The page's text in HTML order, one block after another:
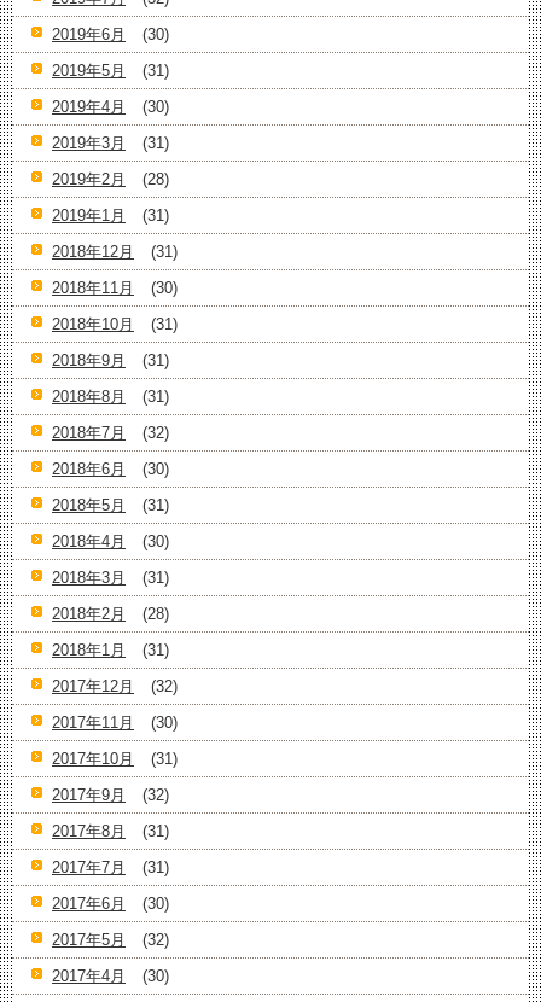
2019年6月
(30)
2019年5月
(31)
2019年4月
(30)
2019年3月
(31)
2019年2月
(28)
2019年1月
(31)
2018年12月
(31)
2018年11月
(30)
2018年10月
(31)
2018年9月
(31)
2018年8月
(31)
2018年7月
(32)
2018年6月
(30)
2018年5月
(31)
2018年4月
(30)
2018年3月
(31)
2018年2月
(28)
2018年1月
(31)
2017年12月
(32)
2017年11月
(30)
2017年10月
(31)
2017年9月
(32)
2017年8月
(31)
2017年7月
(31)
2017年6月
(30)
2017年5月
(32)
2017年4月
(30)